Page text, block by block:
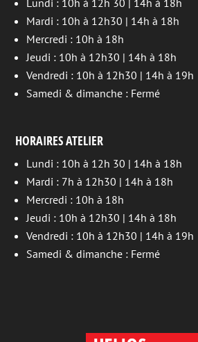
Lundi : 10h à 12h 30 | 14h à 18h
Mardi : 10h à 12h30 | 14h à 18h
Mercredi : 10h à 18h
Jeudi : 10h à 12h30 | 14h à 18h
Vendredi : 10h à 12h30 | 14h à 19h
Samedi & dimanche : Fermé
HORAIRES ATELIER
Lundi : 10h à 12h 30 | 14h à 18h
Mardi : 7h à 12h30 | 14h à 18h
Mercredi : 10h à 18h
Jeudi : 10h à 12h30 | 14h à 18h
Vendredi : 10h à 12h30 | 14h à 19h
Samedi & dimanche : Fermé